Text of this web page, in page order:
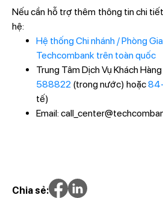
Nếu cần hỗ trợ thêm thông tin chi
hệ:
Hệ thống Chi nhánh / Phòng
Techcombank trên toàn quốc
Trung Tâm Dịch Vụ Khách
588822(trong nước) hoặc
tế)
Email:
Chia sẻ: